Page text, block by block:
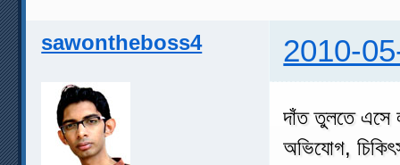
sawontheboss4 2010-
দাঁত তুলতে এসে
অভিযোগ,